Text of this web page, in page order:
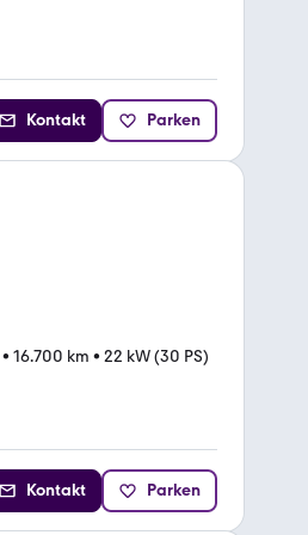
Kontakt Parken
• 16.700 km • 22 kW (30 PS)
Kontakt Parken